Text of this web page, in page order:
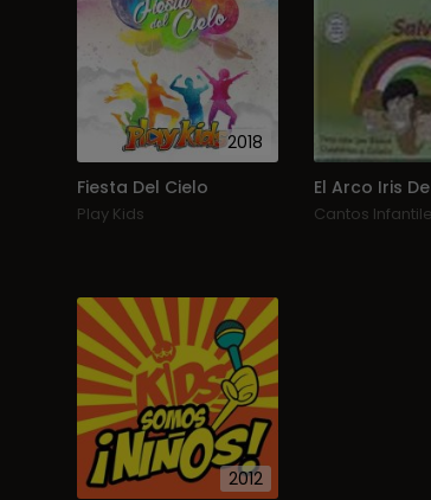
2018
Fiesta Del Cielo
Play Kids Cantos
2012